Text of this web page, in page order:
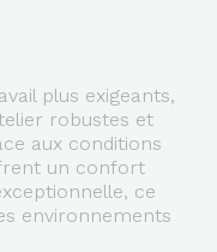
plus exigeants,
robustes et
aux conditions
un confort
ce
environnements